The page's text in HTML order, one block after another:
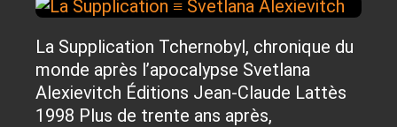
La Supplication Tchernobyl, chronique du
monde après l’apocalypse Svetlana
Alexievitch Éditions Jean-Claude Lattès
1998 Plus de trente ans après,